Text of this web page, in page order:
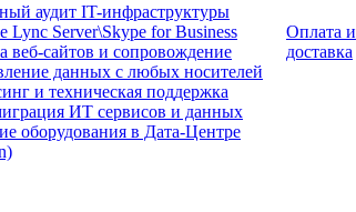
аудит IT-инфраструктуры
Lync Server\Skype for Business
веб-сайтов и сопровождение
данных с любых носителей
и техническая поддержка
ИТ сервисов и данных
оборудования в Дата-Центре
Оплата и
доставка